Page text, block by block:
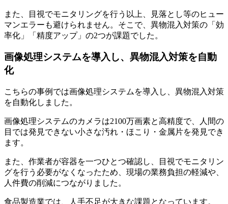
また、目視でモニタリングを行う以上、見落とし等のヒュー
マンエラーも避けられません。そこで、異物混入対策の「効
率化」「精度アップ」の2つが課題でした。
画像処理システムを導入し、異物混入対策を自動
化
こちらの事例では画像処理システムを導入し、異物混入対策
を自動化しました。
画像処理システムのカメラは2100万画素と高精度で、人間の
目では発見できない小さな汚れ・ほこり・金属片を発見でき
ます。
また、作業者が容器を一つひとつ確認し、目視でモニタリン
グを行う必要がなくなったため、現場の業務負担の軽減や、
人件費の削減につながりました。
食品製造業では、人手不足が大きな課題となっています。